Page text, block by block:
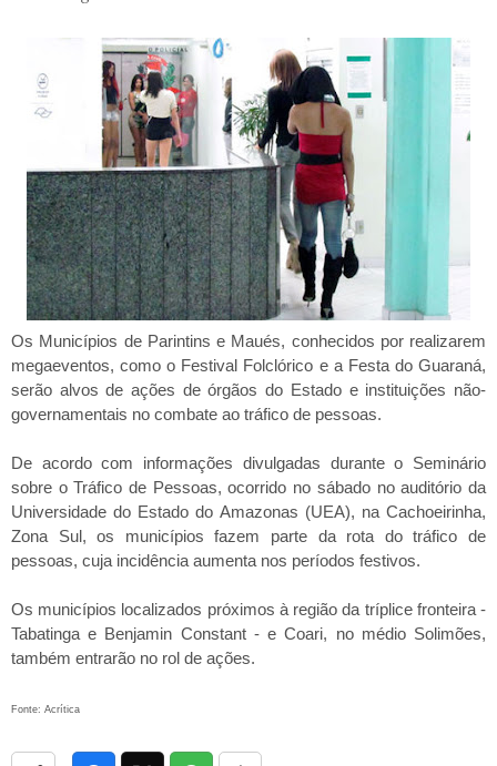
Os Municípios de Parintins e Maués, conhecidos por realizarem
megaeventos, como o Festival Folclórico e a Festa do Guaraná,
serão alvos de ações de órgãos do Estado e instituições não-
governamentais no combate ao tráfico de pessoas.
De acordo com informações divulgadas durante o Seminário
sobre o Tráfico de Pessoas, ocorrido no sábado no auditório da
Universidade do Estado do Amazonas (UEA), na Cachoeirinha,
Zona Sul, os municípios fazem parte da rota do tráfico de
pessoas, cuja incidência aumenta nos períodos festivos.
Os municípios localizados próximos à região da tríplice fronteira -
Tabatinga e Benjamin Constant - e Coari, no médio Solimões,
também entrarão no rol de ações.
Fonte: Acrítica